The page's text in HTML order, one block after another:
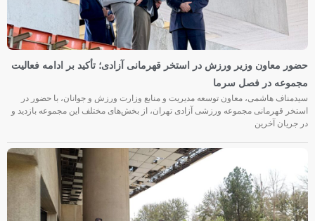
حضور معاون وزیر ورزش در استخر قهرمانی آزادی؛ تأکید بر ادامه فعالیت
مجموعه در فصل سرما
سیدمناف هاشمی، معاون توسعه مدیریت و منابع وزارت ورزش و جوانان، با حضور در
استخر قهرمانی مجموعه ورزشی آزادی تهران، از بخش‌های مختلف این مجموعه بازدید و
در جریان آخرین